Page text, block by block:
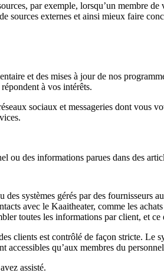
par exemple, lorsqu’un membre
externes et ainsi mieux faire
et des mises à jour de nos
à vos intérêts.
sociaux et messageries dont
ou des informations parues dans des
systèmes gérés par des
avec le Kaaitheater, comme les
toutes les informations par client, et ce
clients est contrôlé de façon stricte.
qu’aux membres du
assisté.